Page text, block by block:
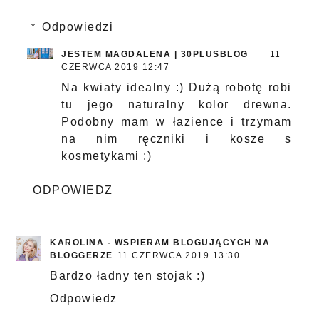
Odpowiedzi
JESTEM MAGDALENA | 30PLUSBLOG
11
CZERWCA 2019 12:47
Na kwiaty idealny :) Dużą robotę robi
tu jego naturalny kolor drewna.
Podobny mam w łazience i trzymam
na nim ręczniki i kosze s
kosmetykami :)
ODPOWIEDZ
KAROLINA - WSPIERAM BLOGUJĄCYCH NA
BLOGGERZE
11 CZERWCA 2019 13:30
Bardzo ładny ten stojak :)
Odpowiedz